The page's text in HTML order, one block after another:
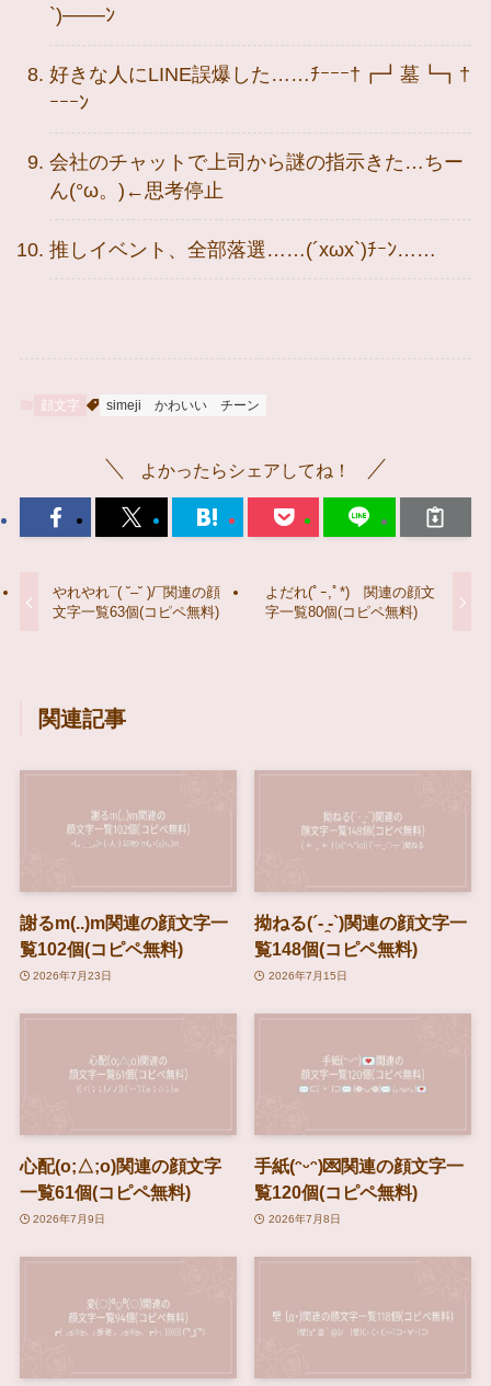
`)───ﾝ
好きな人にLINE誤爆した……ﾁｰｰｰ†┏┛墓┗┓†
ｰｰｰﾝ
会社のチャットで上司から謎の指示きた…ちー
ん(°ω。)←思考停止
推しイベント、全部落選……(´xωx`)ﾁｰﾝ……
顔文字 simeji かわいい チーン
よかったらシェアしてね！
やれやれ¯( ˘–˘ )/¯関連の顔
文字一覧63個(コピペ無料)
よだれ(ﾟｰ,ﾟ*)ゞ関連の顔文
字一覧80個(コピペ無料)
関連記事
謝るm(..)m関連の顔文字一
覧102個(コピペ無料)
2026年7月23日
拗ねる(´- ̯-`)関連の顔文字一
覧148個(コピペ無料)
2026年7月15日
心配(o;△;o)関連の顔文字
一覧61個(コピペ無料)
2026年7月9日
手紙(ᵔᵕᵔ)💌関連の顔文字一
覧120個(コピペ無料)
2026年7月8日